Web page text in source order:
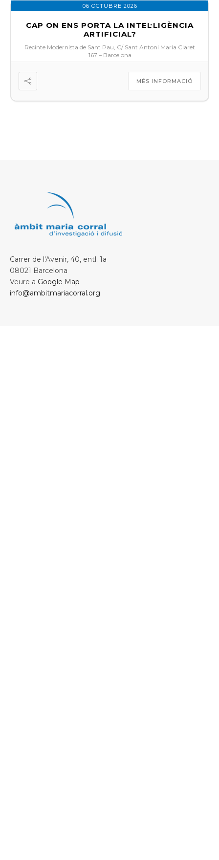
06 OCTUBRE 2026
CAP ON ENS PORTA LA INTEL·LIGÈNCIA
ARTIFICIAL?
Recinte Modernista de Sant Pau, C/ Sant Antoni Maria Claret
167 – Barcelona
MÉS INFORMACIÓ
Carrer de l'Avenir, 40, entl. 1a
08021 Barcelona
Veure a Google Map
info@ambitmariacorral.org